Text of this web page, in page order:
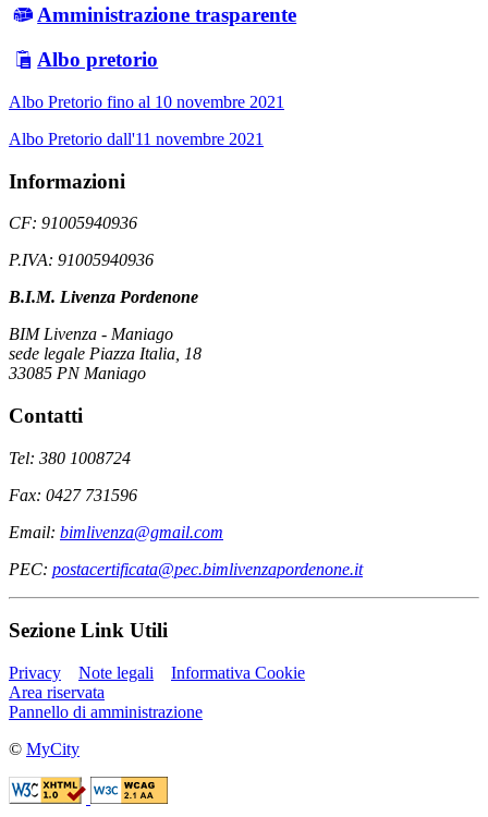
Amministrazione trasparente
Albo pretorio
Albo Pretorio fino al 10 novembre 2021
Albo Pretorio dall'11 novembre 2021
Informazioni
CF: 91005940936
P.IVA: 91005940936
B.I.M. Livenza Pordenone
BIM Livenza - Maniago
sede legale Piazza Italia, 18
33085 PN Maniago
Contatti
Tel: 380 1008724
Fax: 0427 731596
Email: bimlivenza@gmail.com
PEC: postacertificata@pec.bimlivenzapordenone.it
Sezione Link Utili
Privacy Note legali
Informativa Cookie
Area riservata
Pannello di amministrazione
© MyCity